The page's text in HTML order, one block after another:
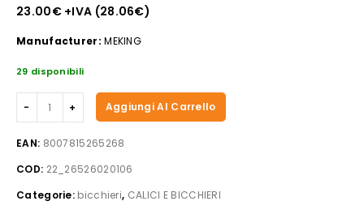
23.00€+IVA (28.06€)
Manufacturer: MEKING
29 disponibili
Rcr
Alkemist
Bicchiere
35
Cl
Aggiungi Al Carrello
EAN: 8007815265268
COD: 22_26526020106
Categorie: bicchieri, CALICI E BICCHIERI